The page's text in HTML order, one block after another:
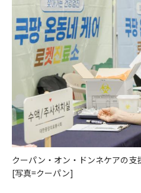
クーパン・オン・ドンネケアの支
[写真=クーパン]